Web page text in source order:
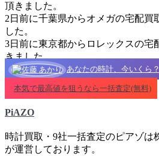
頂きました。
2日前に千葉県からオメガの宅配買
した。
3日前に東京都からロレックスの宅
きました。
あなたの時計、今いくら
本気で最高値を狙うなら一括査定(無料)
PiAZO
時計買取・9社一括査定のピアゾは
が運営しております。